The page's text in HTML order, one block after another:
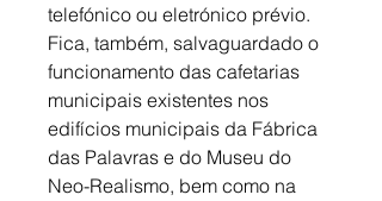
telefónico ou eletrónico prévio.
Fica, também, salvaguardado o
funcionamento das cafetarias
municipais existentes nos
edifícios municipais da Fábrica
das Palavras e do Museu do
Neo-Realismo, bem como na